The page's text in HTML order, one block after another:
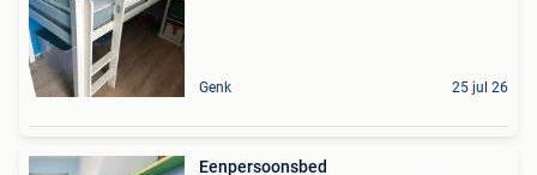
Genk 25 jul 26
Eenpersoonsbed